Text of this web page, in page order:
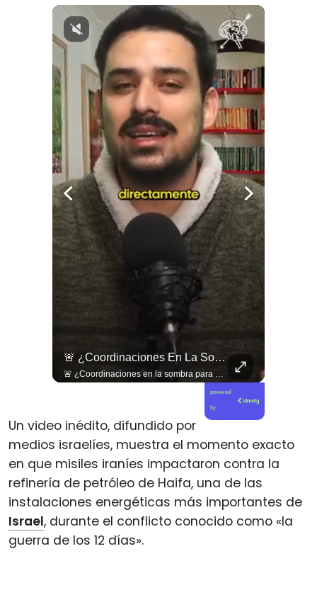
🚨 ¿Coordinaciones En La Sombra Para Blindar Una Candidatura Presidencial?
🚨 ¿Coordinaciones en la sombra para blindar una candidatura presidencial? Nuevos chats salpican a Andrés Chadwick. 🇨🇱⚖️ Mensajes incautados por la Fiscalía revelan que el exministro operó junto a Luis Hermosilla para preparar a testigos clave en la causa por coimas de LAN en 2009. Las conversaciones desmienten la versión de Chadwick sobre haberse enterado del caso por la prensa, exponiendo una estrategia judicial y comunicacional para evitar que el escándalo de información privilegiada y pagos indebidos afectara la carrera de Sebastián Piñera a La Moneda. 📲💣 🎥 Revisa el desglose completo de los chats y los detalles del reportaje en elciudadano.com 🔗 (Link en la biografía). ¿Qué impacto crees que tienen estas revelaciones en la trastienda del poder político? Te leemos en los comentarios. 💬👇🏼
powered
by
Un video inédito, difundido por
medios israelíes, muestra el momento exacto
en que misiles iraníes impactaron contra la
refinería de petróleo de Haifa, una de las
instalaciones energéticas más importantes de
Israel, durante el conflicto conocido como «la
guerra de los 12 días».